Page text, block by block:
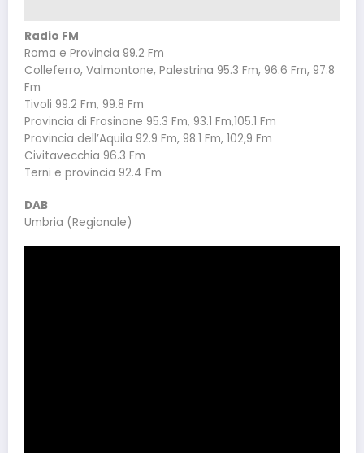
Radio FM
Roma e Provincia 99.2 Fm
Colleferro, Valmontone, Palestrina 95.3 Fm, 96.6 Fm, 97.8
Fm
Tivoli 99.2 Fm, 99.8 Fm
Provincia di Frosinone 95.3 Fm, 93.1 Fm,105.1 Fm
Provincia dell’Aquila 92.9 Fm, 98.1 Fm, 102,9 Fm
Civitavecchia 96.3 Fm
Terni e provincia 92.4 Fm
DAB
Umbria (Regionale)